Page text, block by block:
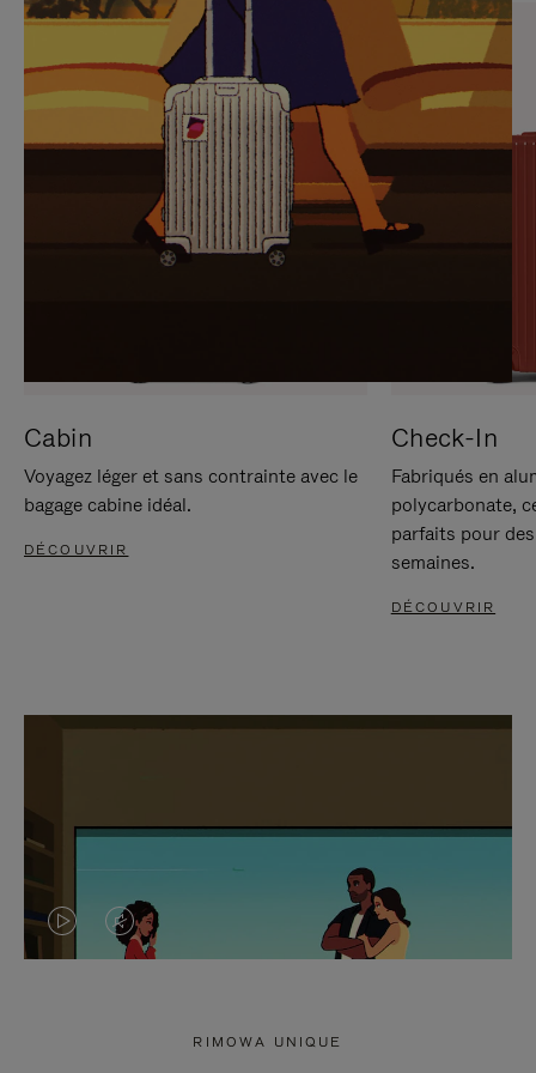
SUR
POUR
METTRE
PAUSE
VEUILLEZ
CLIQUER
POUR
RÉACTIVER
LE
SON
Cabin
Voyagez léger et sans contrainte avec le
bagage cabine idéal.
DÉCOUVRIR
Check-In
Fabriqués en
polycarbonate,
parfaits pour
semaines.
DÉCOUVRIR
LA LE
RIMOWA UNIQUE